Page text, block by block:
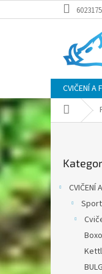
na
CVIČENÍ A
Domů
P
o
s
t
r
a
n
n
í
p
a
kategorie
CVIČENÍ